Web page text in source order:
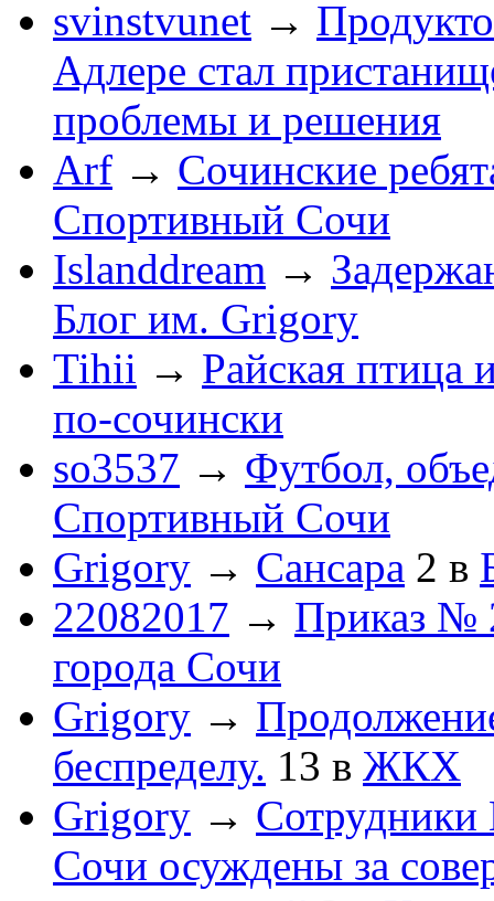
svinstvunet →
Адлере стал
проблемы и решения
Arf → Сочинские
Спортивный Сочи
Islanddream →
Блог им. Grigory
Tihii → Райская птица
по-cочински
so3537 → Футбол,
Спортивный Сочи
Grigory → Сансара 2 в
22082017 → Приказ №
города Сочи
Grigory →
беспределу. 13 в ЖКХ
Grigory →
Сочи осуждены за